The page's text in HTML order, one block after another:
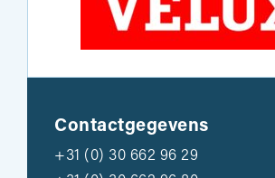
Contactgegevens
+31 (0) 30 662 96 29